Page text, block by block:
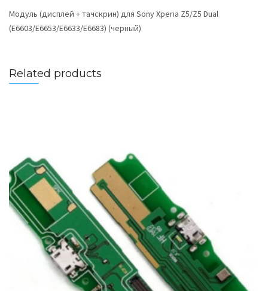
Модуль (дисплей + тачскрин) для Sony Xperia Z5/Z5 Dual
(E6603/E6653/E6633/E6683) (черный)
Related products